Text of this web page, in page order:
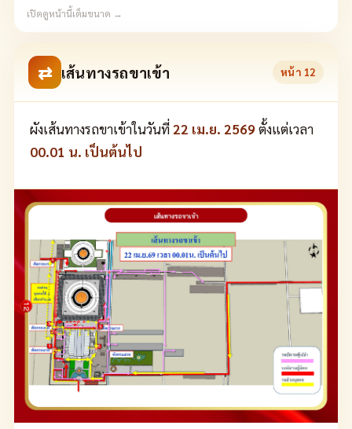
เปิดดูหน้านี้เต็มขนาด →
⇄ เส้นทางรถขาเข้า หน้า 12
ผังเส้นทางรถขาเข้าในวันที่22 เม.ย. 2569ตั้งแต่เวลา
00.01 น. เป็นต้นไป